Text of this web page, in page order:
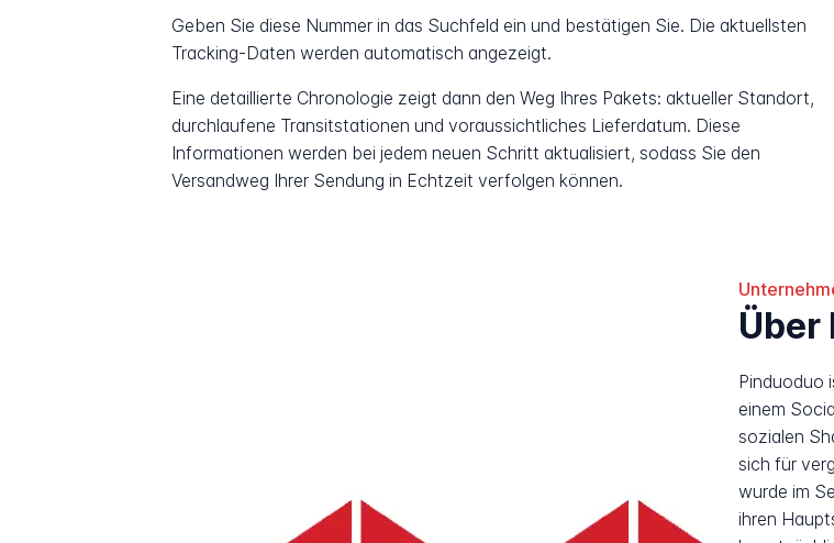
Geben Sie diese Nummer in das Suchfeld ein und bestätigen Sie. Die aktuellsten
Tracking-Daten werden automatisch angezeigt.
Eine detaillierte Chronologie zeigt dann den Weg Ihres Pakets: aktueller Standort,
durchlaufene Transitstationen und voraussichtliches Lieferdatum. Diese
Informationen werden bei jedem neuen Schritt aktualisiert, sodass Sie den
Versandweg Ihrer Sendung in Echtzeit verfolgen können.
Über
Pinduoduo
einem
sozialen
sich für
wurde im
ihren